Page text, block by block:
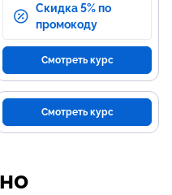
Скидка 5% по
промокоду
Смотреть курс
Смотреть курс